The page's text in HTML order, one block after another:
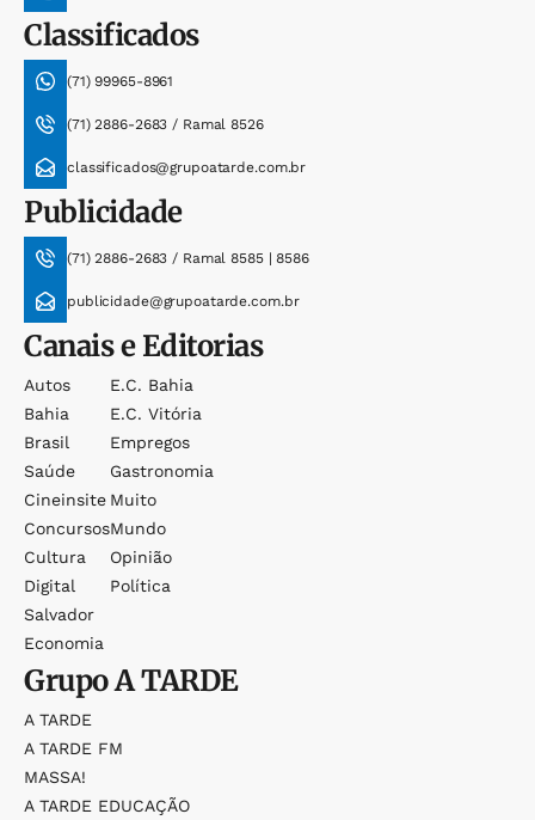
Classificados
(71) 99965-8961
(71) 2886-2683 / Ramal 8526
classificados@grupoatarde.com.br
Publicidade
(71) 2886-2683 / Ramal 8585 | 8586
publicidade@grupoatarde.com.br
Canais e Editorias
Autos
Bahia
Brasil
Saúde
Cineinsite
Concursos
Cultura
Digital
Salvador
Economia
E.c. Bahia
E.c. Vitória
Empregos
Gastronomia
Muito
Mundo
Opinião
Política
GrupoA TARDE
A TARDE
A TARDE FM
MASSA!
A TARDE EDUCAÇÃO